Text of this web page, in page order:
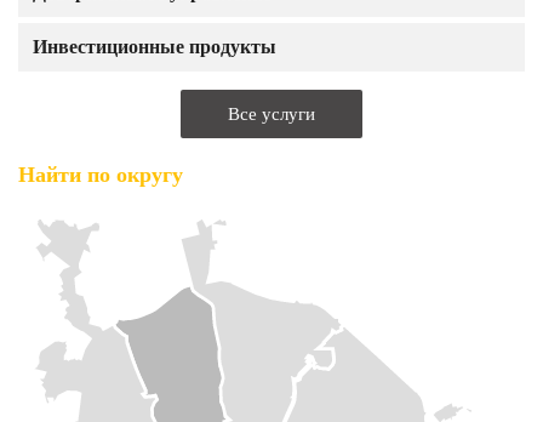
Инвестиционные продукты
Все услуги
Найти по округу